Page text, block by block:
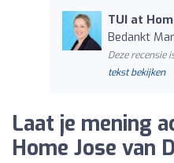
TUI at
Bedankt
Deze recensie
tekst bekijken
Laat je mening
Home Jose van